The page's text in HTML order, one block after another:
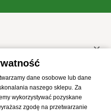


dane osobowe lub dane
naszego sklepu. Za
wykorzystywać pozyskane
zgodę na przetwarzanie